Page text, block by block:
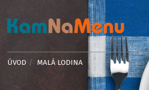
ÚVOD MALÁ LODINA